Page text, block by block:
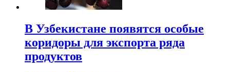
В Узбекистане появятся особые
коридоры для экспорта ряда
продуктов